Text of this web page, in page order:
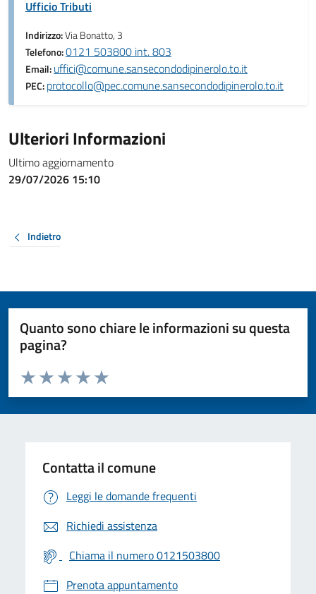
Ufficio Tributi
Indirizzo:Via Bonatto, 3
Telefono:0121 503800 int. 803
Email:uffici@comune.sansecondodipinerolo.to.it
PEC:protocollo@pec.comune.sansecondodipinerolo.to.it
Ulteriori Informazioni
Ultimo aggiornamento
29/07/2026 15:10
Indietro
Quanto sono chiare le informazioni su questa
pagina?
Valuta da 1 a 5 stelle la pagina
Valuta 5 stelle su 5
Valuta 4 stelle su 5
Valuta 3 stelle su 5
Valuta 2 stelle su 5
Valuta 1 stelle su 5
Contatta il comune
Leggi le domande frequenti
Richiedi assistenza
Chiama il numero 0121503800
Prenota appuntamento